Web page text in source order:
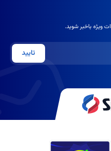
ویژه باخبر شوید.
تایید